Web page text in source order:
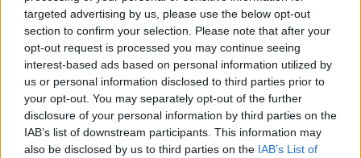
targeted advertising by us, please use the below opt-out
section to confirm your selection. Please note that after your
opt-out request is processed you may continue seeing
interest-based ads based on personal information utilized by
us or personal information disclosed to third parties prior to
your opt-out. You may separately opt-out of the further
disclosure of your personal information by third parties on the
IAB’s list of downstream participants. This information may
also be disclosed by us to third parties on the IAB’s List of
Manuel López
SEM
Exámenes de Skillshop - Academy for Ads